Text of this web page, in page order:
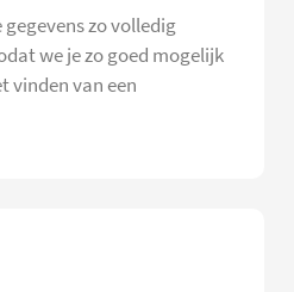
zo volledig
we je zo goed mogelijk
vinden van een